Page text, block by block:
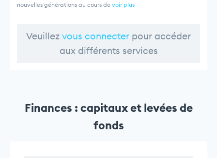
nouvelles générations au cours de voir plus
Veuillez vous connecter pour accéder
aux différents services
Finances : capitaux et levées de
fonds